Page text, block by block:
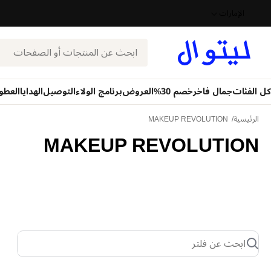
بحث
كل الفئاتجمال فاخرخصم 30% العروضبرنامج الولاءالتوصيلالهدايا
الرئيسية MAKEUP REVOLUTION
MAKEUP REVOLUTION
ابحث عن فلتر